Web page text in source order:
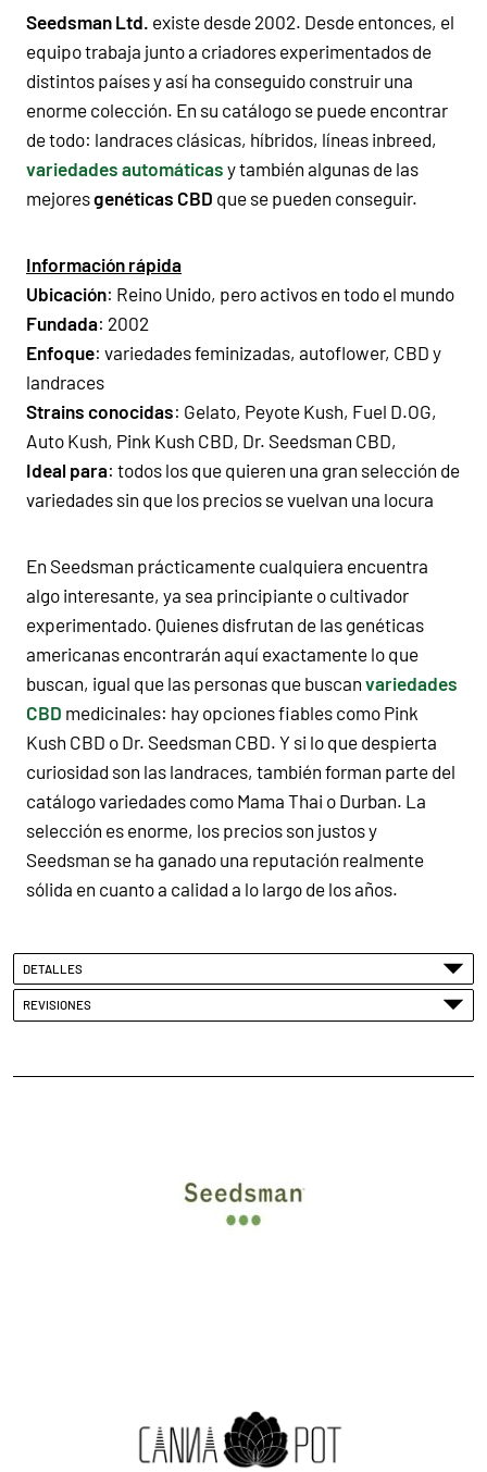
Seedsman Ltd. existe desde 2002. Desde entonces, el
equipo trabaja junto a criadores experimentados de
distintos países y así ha conseguido construir una
enorme colección. En su catálogo se puede encontrar
de todo: landraces clásicas, híbridos, líneas inbreed,
variedades automáticas y también algunas de las
mejoresgenéticas CBD que se pueden conseguir.
Información rápida
Ubicación: Reino Unido, pero activos en todo el mundo
Fundada: 2002
Enfoque: variedades feminizadas, autoflower, CBD y
landraces
Strains conocidas: Gelato, Peyote Kush, Fuel D.OG,
Auto Kush, Pink Kush CBD, Dr. Seedsman CBD,
Ideal para: todos los que quieren una gran selección de
variedades sin que los precios se vuelvan una locura
En Seedsman prácticamente cualquiera encuentra
algo interesante, ya sea principiante o cultivador
experimentado. Quienes disfrutan de las genéticas
americanas encontrarán aquí exactamente lo que
buscan, igual que las personas que buscan variedades
CBD medicinales: hay opciones fiables como Pink
Kush CBD o Dr. Seedsman CBD. Y si lo que despierta
curiosidad son las landraces, también forman parte del
catálogo variedades como Mama Thai o Durban. La
selección es enorme, los precios son justos y
Seedsman se ha ganado una reputación realmente
sólida en cuanto a calidad a lo largo de los años.
DETALLES
REVISIONES